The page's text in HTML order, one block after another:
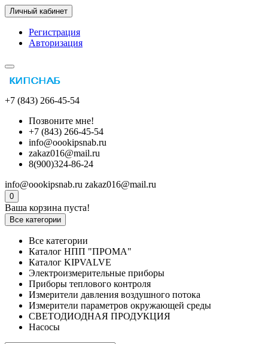
Личный кабинет
Регистрация
Авторизация
+7 (843) 266-45-54
Позвоните мне!
+7 (843) 266-45-54
info@oookipsnab.ru
zakaz016@mail.ru
8(900)324-86-24
info@oookipsnab.ru zakaz016@mail.ru
0
Ваша корзина пуста!
Все категории
Все категории
Каталог НПП "ПРОМА"
Каталог KIPVALVE
Электроизмерительные приборы
Приборы теплового контроля
Измерители давления воздушного потока
Измерители параметров окружающей среды
СВЕТОДИОДНАЯ ПРОДУКЦИЯ
Насосы